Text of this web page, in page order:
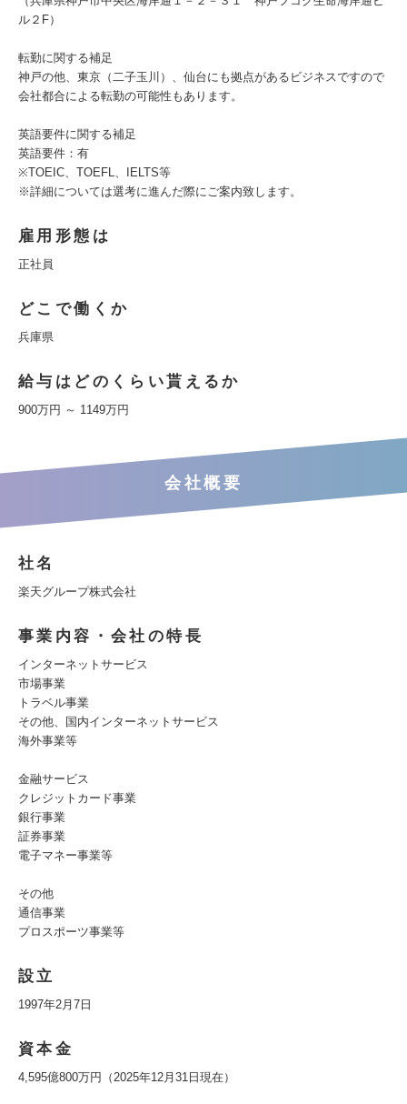
ル２F​）
転勤に関する補足
神戸の他、東京（二子玉川）、仙台にも拠点があるビジネスですので
会社都合による転勤の可能性もあります。
英語要件に関する補足
英語要件：有
※TOEIC、TOEFL、IELTS等
※詳細については選考に進んだ際にご案内致します。
雇用形態は
正社員
どこで働くか
兵庫県
給与はどのくらい貰えるか
900万円 ～ 1149万円
会社概要
社名
楽天グループ株式会社
事業内容・会社の特長
インターネットサービス
市場事業
トラベル事業
その他、国内インターネットサービス
海外事業等
金融サービス
クレジットカード事業
銀行事業
証券事業
電子マネー事業等
その他
通信事業
プロスポーツ事業等
設立
1997年2月7日
資本金
4,595億800万円（2025年12月31日現在）